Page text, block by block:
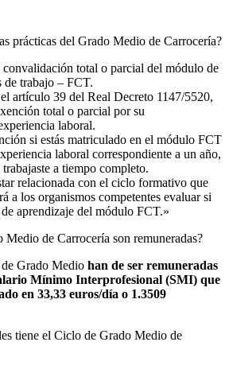
prácticas del Grado Medio de Carrocería?​
convalidación total o parcial del módulo de
de trabajo – FCT.
artículo 39 del Real Decreto 1147/5520,
total o parcial por su
laboral.
si estás matriculado en el módulo FCT
laboral correspondiente a un año,
a tiempo completo.
relacionada con el ciclo formativo que
a los organismos competentes evaluar si
aprendizaje del módulo FCT.»
Medio de Carrocería son remuneradas?​
Grado Medio han de ser remuneradas
Mínimo Interprofesional (SMI) que
en 33,33 euros/día o 1.3509
tiene el Ciclo de Grado Medio de